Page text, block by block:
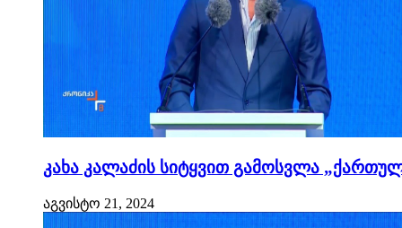
კახა კალაძის სიტყვით გამოსვლა
აგვისტო 21, 2024